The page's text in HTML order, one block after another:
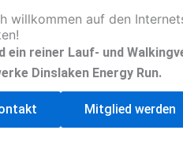
willkommen auf den
ein reiner Lauf- und
Dinslaken Energy Run.
Mitglied werden